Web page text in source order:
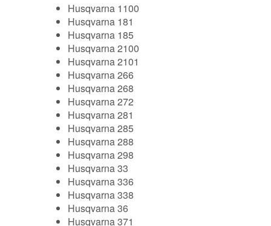
Husqvarna 1100
Husqvarna 181
Husqvarna 185
Husqvarna 2100
Husqvarna 2101
Husqvarna 266
Husqvarna 268
Husqvarna 272
Husqvarna 281
Husqvarna 285
Husqvarna 288
Husqvarna 298
Husqvarna 33
Husqvarna 336
Husqvarna 338
Husqvarna 36
Husqvarna 371